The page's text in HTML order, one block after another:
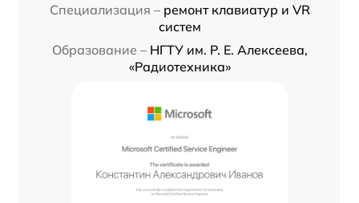
Специализация – ремонт клавиатур и VR
систем
Образование – НГТУ им. Р. Е. Алексеева,
«Радиотехника»